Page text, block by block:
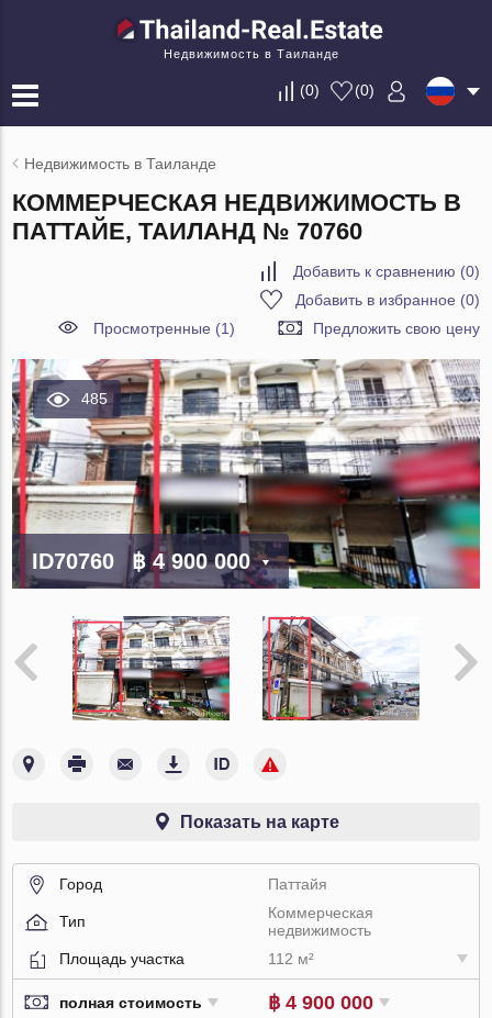
Недвижимость в Таиланде
(0) (0)
Недвижимость в Таиланде
КОММЕРЧЕСКАЯ НЕДВИЖИМОСТЬ В
ПАТТАЙЕ, ТАИЛАНД № 70760
Добавить к сравнению (0)
Добавить в избранное (0)
Просмотренные (1)
Предложить свою цену
485
ID70760 ฿ 4 900 000
Показать на карте
Город Паттайя
Тип
Коммерческая
недвижимость
Площадь участка
112 м²
полная стоимость ฿ 4 900 000